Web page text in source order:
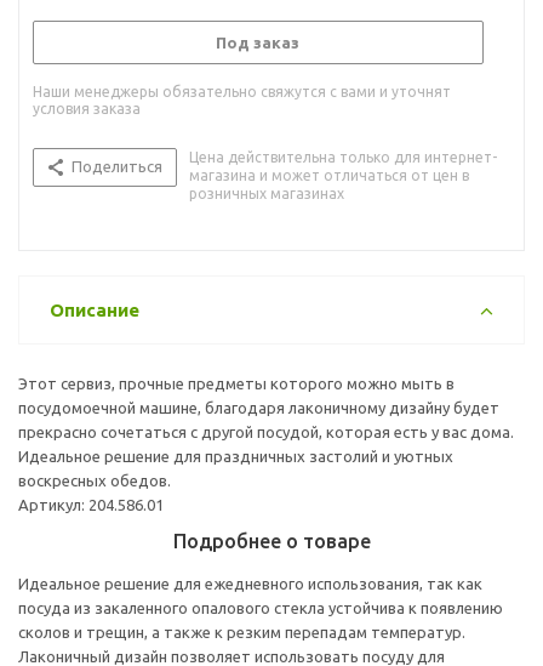
Под заказ
Наши менеджеры обязательно свяжутся с вами и уточнят
условия заказа
Поделиться
Цена действительна только для интернет-
магазина и может отличаться от цен в
розничных магазинах
Описание
Этот сервиз, прочные предметы которого можно мыть в
посудомоечной машине, благодаря лаконичному дизайну будет
прекрасно сочетаться с другой посудой, которая есть у вас дома.
Идеальное решение для праздничных застолий и уютных
воскресных обедов.
Артикул: 204.586.01
Подробнее о товаре
Идеальное решение для ежедневного использования, так как
посуда из закаленного опалового стекла устойчива к появлению
сколов и трещин, а также к резким перепадам температур.
Лаконичный дизайн позволяет использовать посуду для